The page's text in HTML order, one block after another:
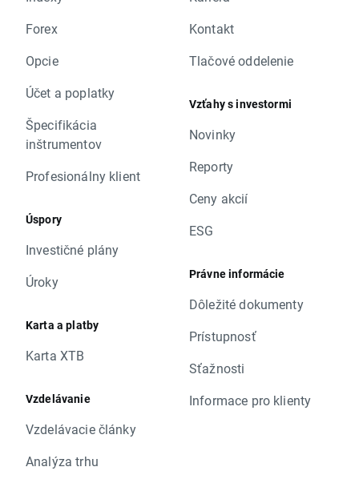
Forex
Opcie
Účet a poplatky
Špecifikácia
inštrumentov
Profesionálny klient
Úspory
Investičné plány
Úroky
Karta a platby
Karta XTB
Vzdelávanie
Vzdelávacie články
Analýza trhu
Kontakt
Tlačové oddelenie
Vzťahy s investormi
Novinky
Reporty
Ceny akcií
ESG
Právne informácie
Dôležité dokumenty
Prístupnosť
Sťažnosti
Informace pro klienty